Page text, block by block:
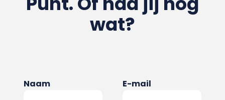
wat?
Naam E-mail